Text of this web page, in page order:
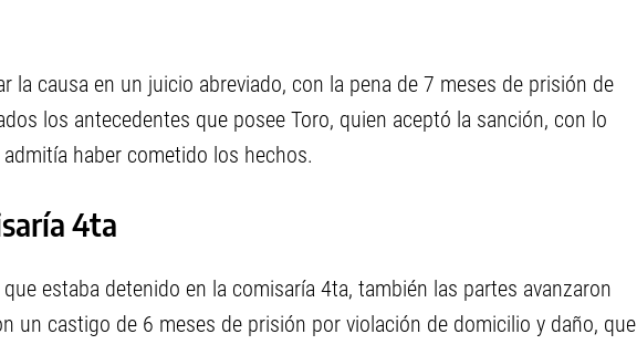
la causa en un juicio abreviado, con la pena de 7 meses de prisión de
los antecedentes que posee Toro, quien aceptó la sanción, con lo
haber cometido los hechos.
4ta
estaba detenido en la comisaría 4ta, también las partes avanzaron
un castigo de 6 meses de prisión por violación de domicilio y daño, que